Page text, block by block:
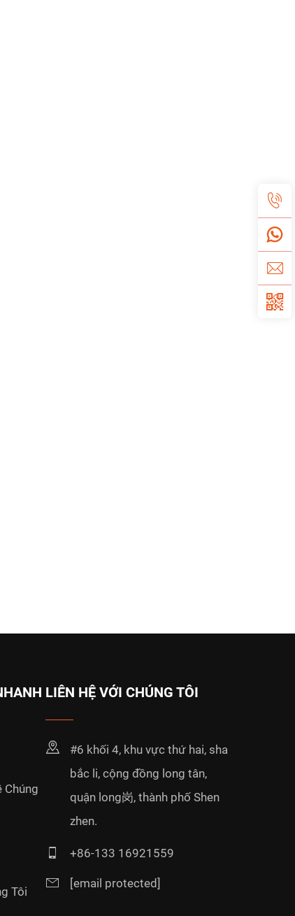
Chúng
Tôi
LIÊN HỆ VỚI CHÚNG TÔI
#6 khối 4, khu vực thứ hai, sha
bắc li, cộng đồng long tân,
quận long岗, thành phố Shen
zhen.
+86-133 16921559
[email protected]